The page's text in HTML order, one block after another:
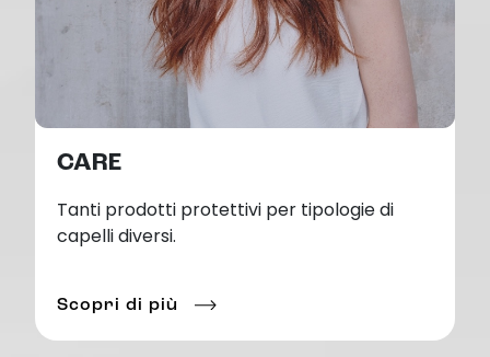
CARE
Tanti prodotti protettivi per tipologie di
capelli diversi.
Scopri di più